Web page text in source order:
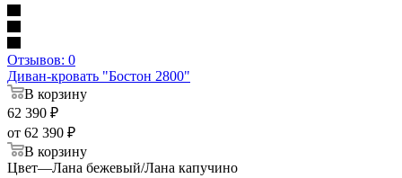
Отзывов: 0
Диван-кровать "Бостон 2800"
В корзину
62 390 ₽
от 62 390 ₽
В корзину
Цвет—Лана бежевый/Лана капучино